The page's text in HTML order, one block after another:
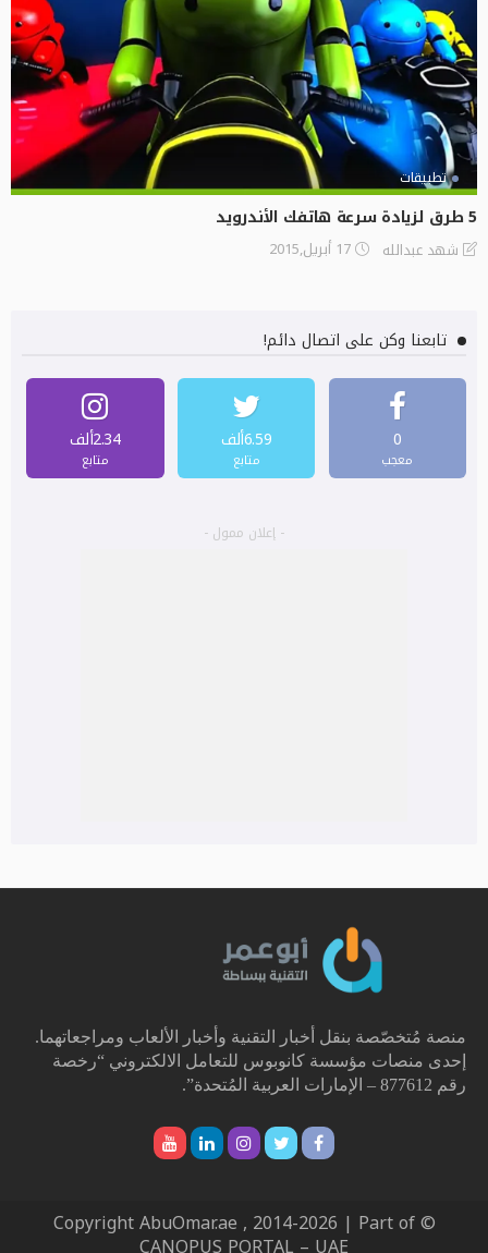
تطبيقات
5 طرق لزيادة سرعة هاتفك الأندرويد
شهد عبدالله 17 أبريل,2015
تابعنا وكن على اتصال دائم!
0
معجب
6.59ألف
متابع
2.34ألف
متابع
- إعلان ممول -
منصة مُتخصّصة بنقل أخبار التقنية وأخبار الألعاب ومراجعاتهما.
إحدى منصات مؤسسة كانوبوس للتعامل الالكتروني “رخصة
رقم 877612 – الإمارات العربية المُتحدة”.
© Copyright AbuOmar.ae , 2014-2026 | Part of